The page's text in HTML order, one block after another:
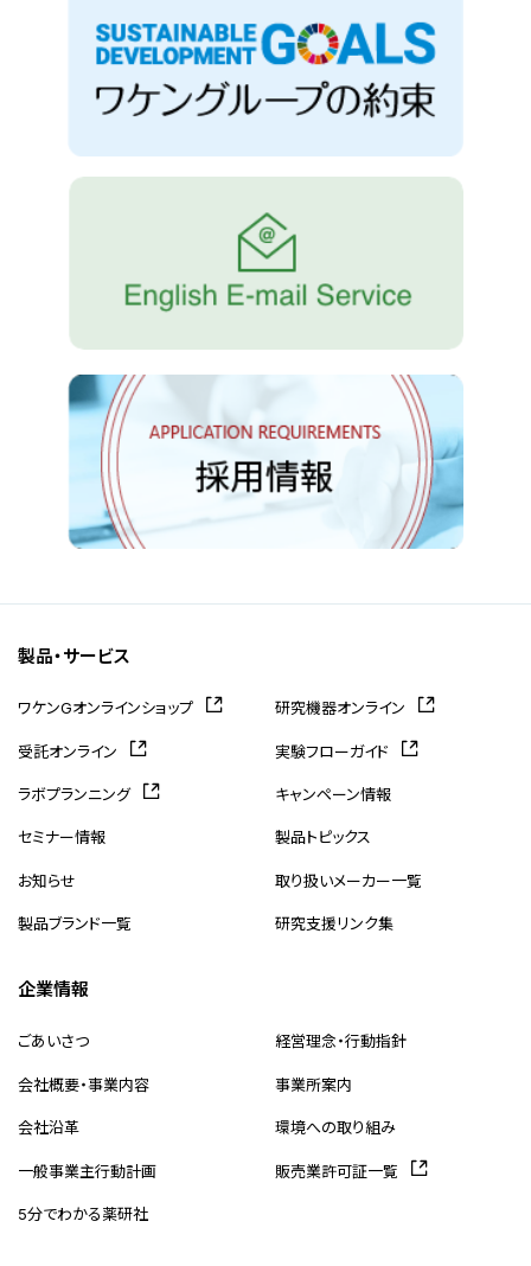
製品・サービス
ワケンGオンラインショップ 研究機器オンライン
受託オンライン 実験フローガイド
ラボプランニング キャンペーン情報
セミナー情報 製品トピックス
お知らせ 取り扱いメーカー一覧
製品ブランド一覧 研究支援リンク集
企業情報
ごあいさつ 経営理念・行動指針
会社概要・事業内容 事業所案内
会社沿革 環境への取り組み
一般事業主行動計画 販売業許可証一覧
5分でわかる薬研社